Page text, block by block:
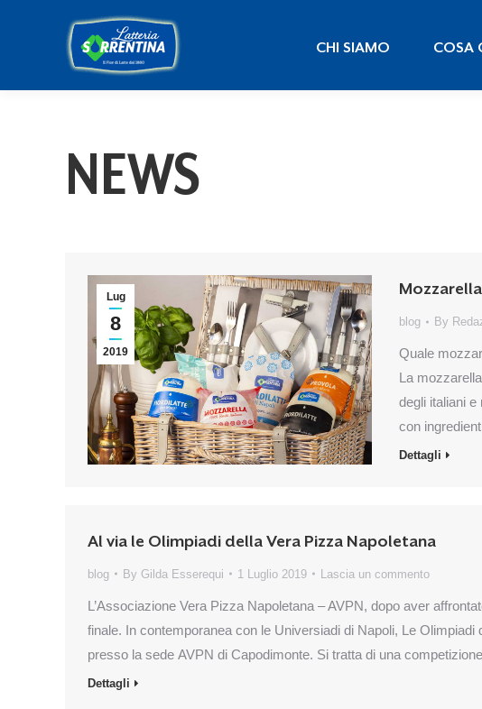
CHI SIAMO COSA
NEWS
Lug
8
2019
blog By
Quale
La
degli italiani
con
Dettagli
Al via le Olimpiadi della Vera Pizza Napoletana
blog By Gilda Esserequi 1 Luglio 2019 Lascia un commento
L’Associazione Vera Pizza Napoletana – AVPN, dopo aver
finale. In contemporanea con le Universiadi di Napoli, Le Olimpiadi
presso la sede AVPN di Capodimonte. Si tratta di una
Dettagli